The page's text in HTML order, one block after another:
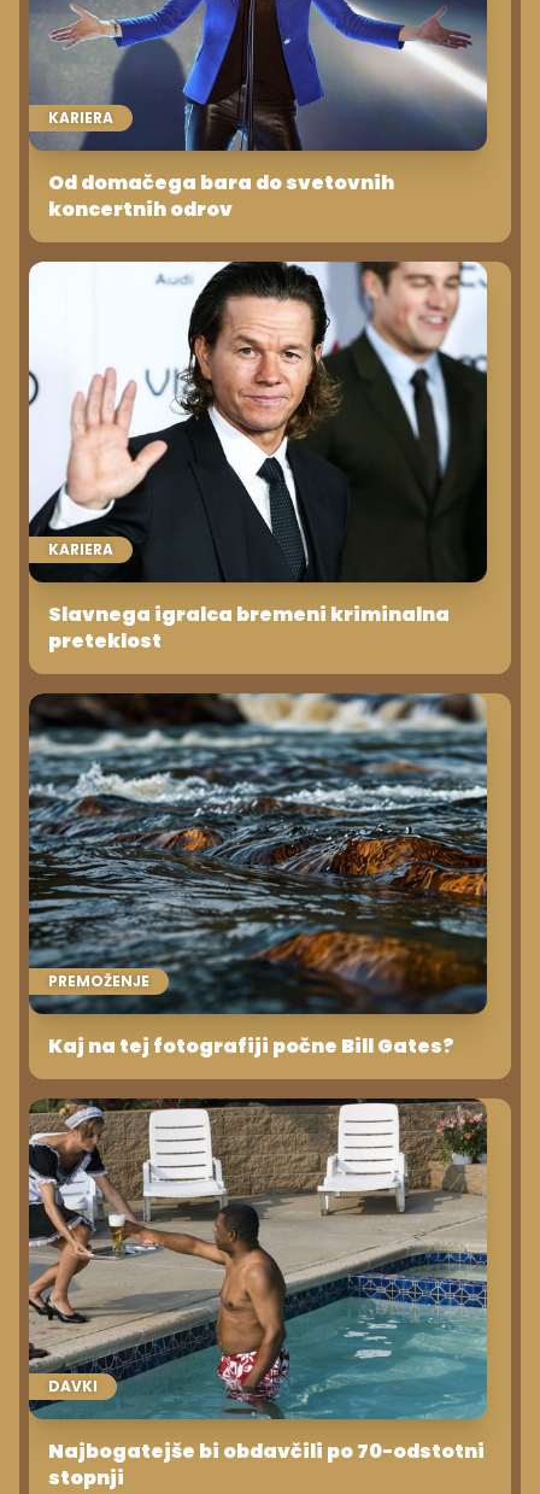
KARIERA
Od domačega bara do svetovnih
koncertnih odrov
KARIERA
Slavnega igralca bremeni kriminalna
preteklost
PREMOŽENJE
Kaj na tej fotografiji počne Bill Gates?
DAVKI
Najbogatejše bi obdavčili po 70-odstotni
stopnji